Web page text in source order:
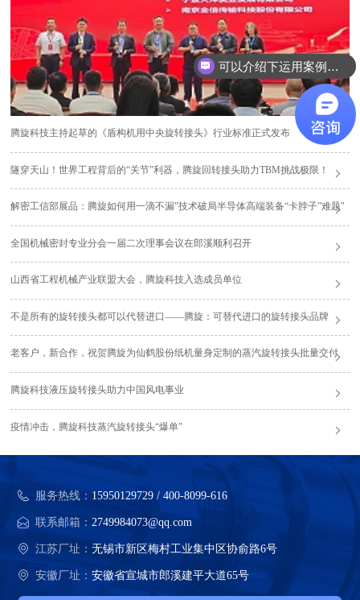
腾旋科技主持起草的《盾构机用中央旋转接头》行业标准正式发布
隧穿天山！世界工程背后的“关节”利器，腾旋回转接头助力TBM挑战极限！
解密工信部展品：腾旋如何用一滴不漏"技术破局半导体高端装备“卡脖子”难题"
全国机械密封专业分会一届二次理事会议在郎溪顺利召开
山西省工程机械产业联盟大会，腾旋科技入选成员单位
不是所有的旋转接头都可以代替进口——腾旋：可替代进口的旋转接头品牌
老客户，新合作，祝贺腾旋为仙鹤股份纸机量身定制的蒸汽旋转接头批量交付
腾旋科技液压旋转接头助力中国风电事业
疫情冲击，腾旋科技蒸汽旋转接头“爆单”
服务热线： 15950129729 / 400-8099-616
联系邮箱： 2749984073@qq.com
江苏厂址：无锡市新区梅村工业集中区协俞路6号
安徽厂址：安徽省宣城市郎溪建平大道65号